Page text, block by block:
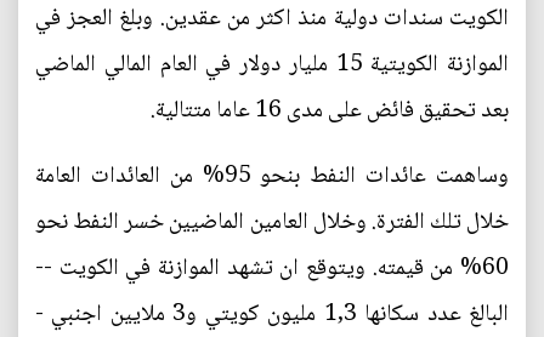
الكويت سندات دولية منذ اكثر من عقدين. وبلغ العجز في
الموازنة الكويتية 15 مليار دولار في العام المالي الماضي
بعد تحقيق فائض على مدى 16 عاما متتالية.
وساهمت عائدات النفط بنحو 95% من العائدات العامة
خلال تلك الفترة. وخلال العامين الماضيين خسر النفط نحو
60% من قيمته. ويتوقع ان تشهد الموازنة في الكويت --
البالغ عدد سكانها 1,3 مليون كويتي و3 ملايين اجنبي -